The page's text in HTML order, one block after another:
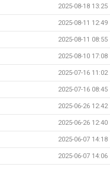
2025-08-18 13:25
2025-08-11 12:49
2025-08-11 08:55
2025-08-10 17:08
2025-07-16 11:02
2025-07-16 08:45
2025-06-26 12:42
2025-06-26 12:40
2025-06-07 14:18
2025-06-07 14:06